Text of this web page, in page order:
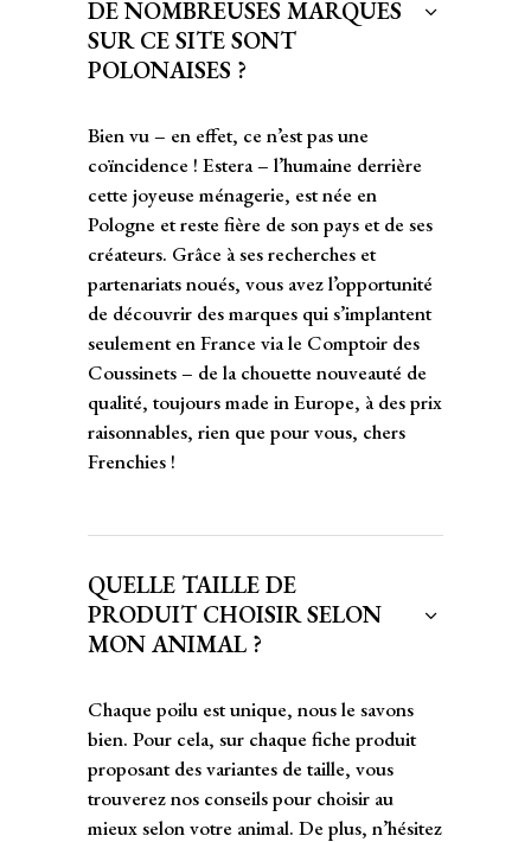
DE NOMBREUSES MARQUES
SUR CE SITE SONT
POLONAISES ?
Bien vu – en effet, ce n’est pas une
coïncidence ! Estera – l’humaine derrière
cette joyeuse ménagerie, est née en
Pologne et reste fière de son pays et de ses
créateurs. Grâce à ses recherches et
partenariats noués, vous avez l’opportunité
de découvrir des marques qui s’implantent
seulement en France via le Comptoir des
Coussinets – de la chouette nouveauté de
qualité, toujours made in Europe, à des prix
raisonnables, rien que pour vous, chers
Frenchies !
QUELLE TAILLE DE
PRODUIT CHOISIR SELON
MON ANIMAL ?
Chaque poilu est unique, nous le savons
bien. Pour cela, sur chaque fiche produit
proposant des variantes de taille, vous
trouverez nos conseils pour choisir au
mieux selon votre animal. De plus, n’hésitez